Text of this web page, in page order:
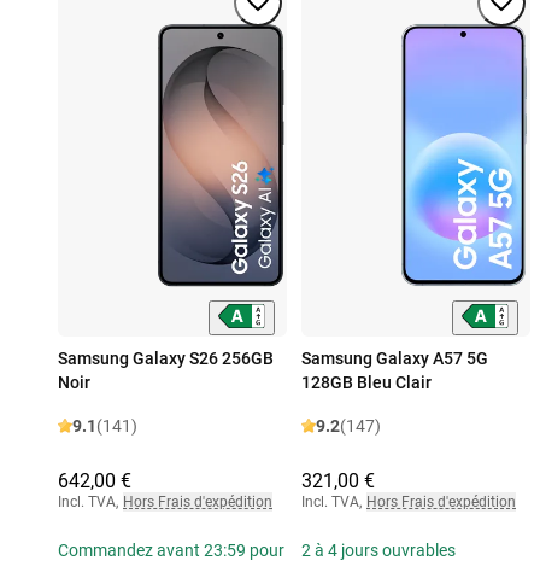
Samsung Galaxy S26 256GB
Noir
9.1(141)
642,00 €
Incl. TVA, Hors Frais d'expédition
Commandez avant 23:59 pour
Samsung Galaxy A57 5G
128GB Bleu Clair
9.2(147)
321,00 €
Incl. TVA, Hors Frais d'expédition
2 à 4 jours ouvrables